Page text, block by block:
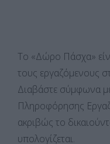
To «Δώρο Πάσχα»
τους εργαζόμενους
Διαβάστε σύμφωνα
Πληροφόρησης
ακριβώς το
υπολογίζεται.